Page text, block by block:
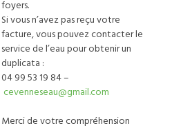
foyers.
Si vous n’avez pas reçu votre
facture, vous pouvez contacter le
service de l’eau pour obtenir un
duplicata :
04 99 53 19 84 –
cevenneseau@gmail.com
Merci de votre compréhension